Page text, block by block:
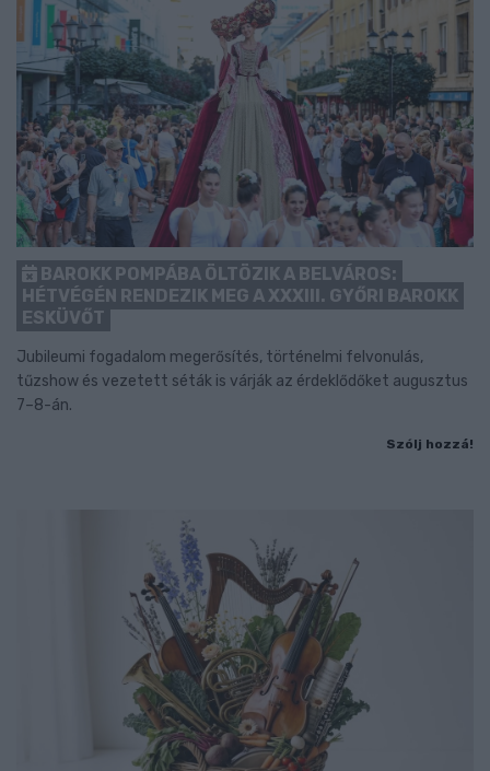
BAROKK POMPÁBA ÖLTÖZIK A BELVÁROS:
HÉTVÉGÉN RENDEZIK MEG A XXXIII. GYŐRI BAROKK
ESKÜVŐT
Jubileumi fogadalom megerősítés, történelmi felvonulás,
tűzshow és vezetett séták is várják az érdeklődőket augusztus
7–8-án.
Szólj hozzá!